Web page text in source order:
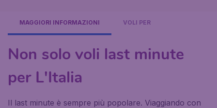
MAGGIORI INFORMAZIONI VOLI PER
Non solo voli last minute
per L'Italia
Il last minute è sempre più popolare. Viaggiando con